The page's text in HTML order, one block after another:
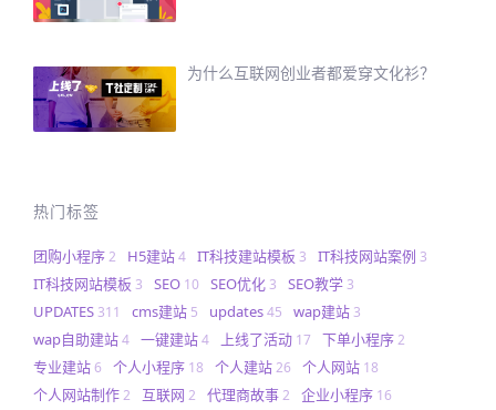
为什么互联网创业者都爱穿文化衫？
热门标签
团购小程序2 H5建站4 IT科技建站模板 3 IT科技网站案例 3
IT科技网站模板 3 SEO 10 SEO优化 3 SEO教学 3
UPDATES 311 cms建站 5 updates45 wap建站 3
wap自助建站4 一键建站4 上线了活动 17 下单小程序2
专业建站6 个人小程序 18 个人建站26 个人网站 18
个人网站制作2 互联网 2 代理商故事2 企业小程序 16